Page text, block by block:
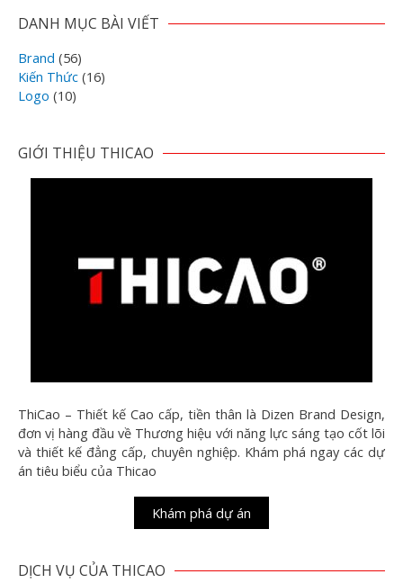
DANH MỤC BÀI VIẾT
Brand (56)
Kiến Thức (16)
Logo (10)
GIỚI THIỆU THICAO
ThiCao – Thiết kế Cao cấp, tiền thân là Dizen Brand Design,
đơn vị hàng đầu về Thương hiệu với năng lực sáng tạo cốt lõi
và thiết kế đẳng cấp, chuyên nghiệp. Khám phá ngay các dự
án tiêu biểu của Thicao
Khám phá dự án
DỊCH VỤ CỦA THICAO